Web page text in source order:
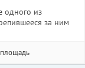
одного из
за ним